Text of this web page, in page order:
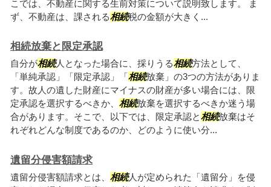
こでは、不動産に関する生前対策について説明致します。 ま
ず、不動産は、課される相続税の金額が大きく...
相続放棄と限定承認
自分が相続人となった場合に、採りうる相続方法として、
「単純承認」「限定承認」「相続放棄」の3つの方法がありま
す。故人の遺した財産にマイナスの財産が多い場合には、限
定承認を選択するべきか、 相続放棄を選択するべきか迷う場
合があります。そこで、以下では、限定承認と相続放棄はそ
れぞれどんな制度であるのか、どのように使い分...
遺留分侵害額請求
遺留分侵害額請求とは、 相続人が定められた「遺留分」を侵